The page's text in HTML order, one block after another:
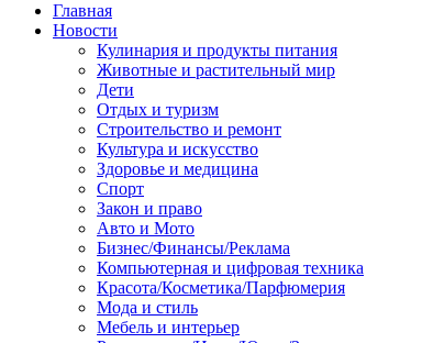
Главная
Новости
Кулинария и продукты питания
Животные и растительный мир
Дети
Отдых и туризм
Строительство и ремонт
Культура и искусство
Здоровье и медицина
Спорт
Закон и право
Авто и Мото
Бизнес/Финансы/Реклама
Компьютерная и цифровая техника
Красота/Косметика/Парфюмерия
Мода и стиль
Мебель и интерьер